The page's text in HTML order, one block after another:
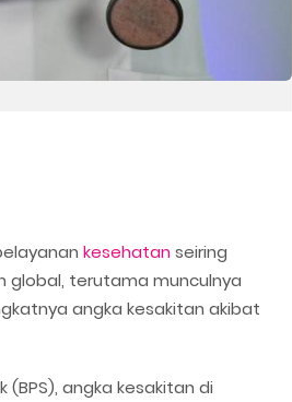
kesehatan seiring
terutama munculnya
angka kesakitan akibat
angka kesakitan di